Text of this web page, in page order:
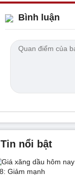
Bình luận
Tin nổi bật